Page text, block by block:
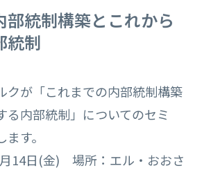
部統制構築とこれから
統制
クが「これまでの内部統制構築
る内部統制」についてのセミ
す。
14日(金) 場所：エル・おおさ